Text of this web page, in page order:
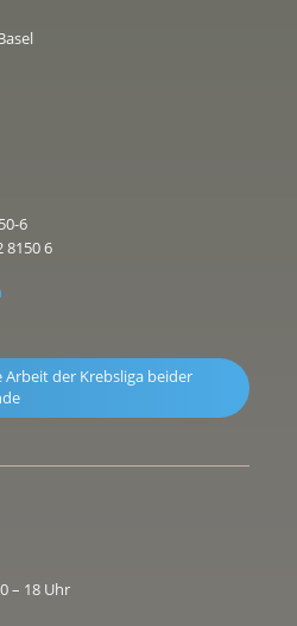
6
8150 6
der Krebsliga beider
– 18 Uhr